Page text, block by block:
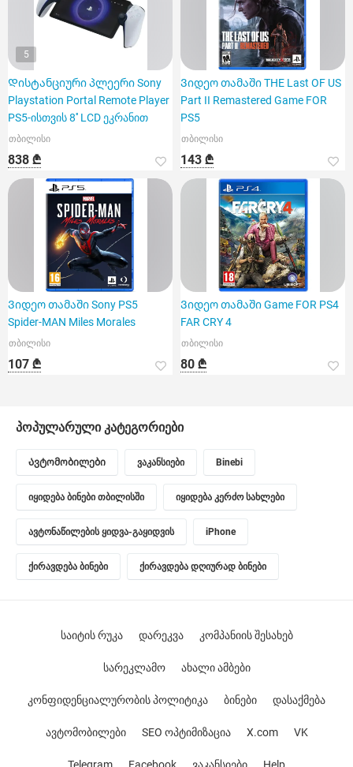
5
Დისტანციური პლეერი Sony
Playstation Portal Remote Player
PS5-ისთვის 8'' LCD ეკრანით
თბილისი
838 ₾
Ვიდეო თამაში THE Last OF US
Part II Remastered Game FOR
PS5
თბილისი
143 ₾
Ვიდეო თამაში Sony PS5
Spider-MAN Miles Morales
თბილისი
107 ₾
Ვიდეო თამაში Game FOR PS4
FAR CRY 4
თბილისი
80 ₾
პოპულარული კატეგორიები
Ავტომობილები ვაკანსიები Binebi
იყიდება ბინები თბილისში იყიდება კერძო სახლები
ავტონაწილების ყიდვა-გაყიდვის iPhone
ქირავდება ბინები ქირავდება დღიურად ბინები
საიტის რუკა დარეკვა კომპანიის შესახებ
სარეკლამო ახალი ამბები
კონფიდენციალურობის პოლიტიკა ბინები დასაქმება
ავტომობილები SEO ოპტიმიზაცია X.com VK